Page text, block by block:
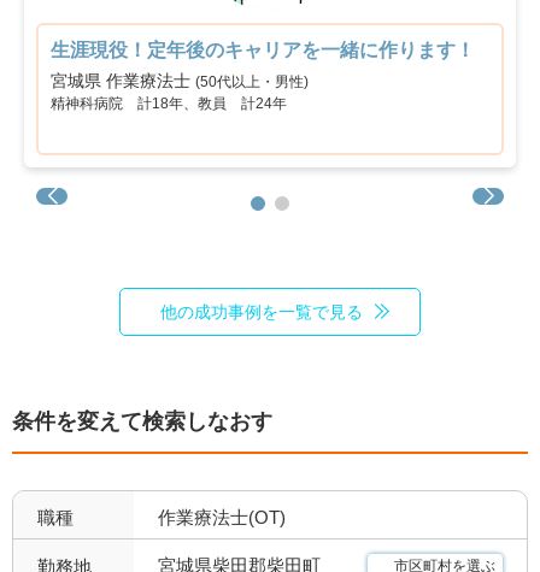
リハスタッフ複数在籍 1 経営が安定している
生涯現役！定年後のキャリアを一緒に作ります！
宮城県 作業療法士 (50代以上・男性)
精神科病院 計18年、教員 計24年
他の成功事例を一覧で見る
条件を変えて検索しなおす
職種 作業療法士(OT)
勤務地 宮城県柴田郡柴田町 市区町村を選ぶ